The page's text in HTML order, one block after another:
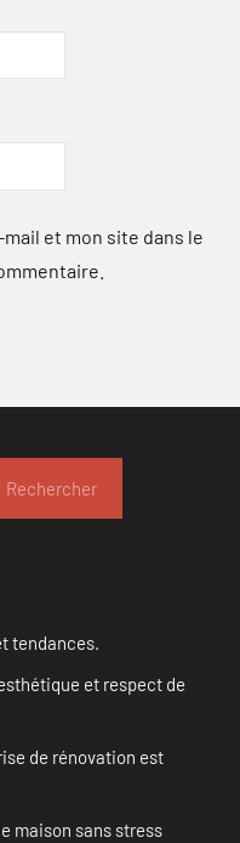
et mon site dans le
Rechercher
tendances.
et respect de
de rénovation est
maison sans stress